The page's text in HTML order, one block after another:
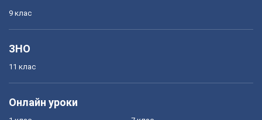
9 клас
ЗНО
11 клас
Онлайн уроки